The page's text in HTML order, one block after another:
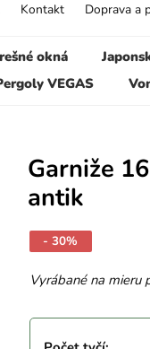
okná
VEGAS
Kontakt Doprava a
Garniže
antik
- 30%
Vyrábané na mieru